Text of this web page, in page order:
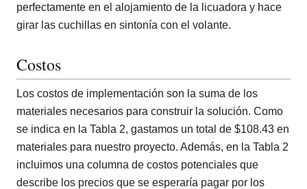
perfectamente en el alojamiento de la licuadora y hace
girar las cuchillas en sintonía con el volante.
Costos
Los costos de implementación son la suma de los
materiales necesarios para construir la solución. Como
se indica en la Tabla 2, gastamos un total de $108.43 en
materiales para nuestro proyecto. Además, en la Tabla 2
incluimos una columna de costos potenciales que
describe los precios que se esperaría pagar por los